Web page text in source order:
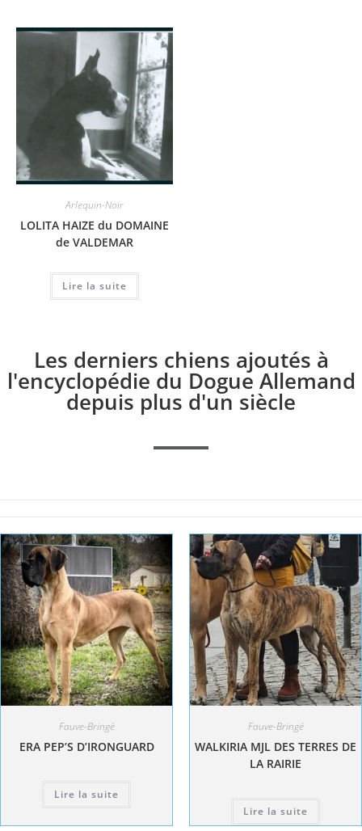
Arlequin-Noir
LOLITA HAIZE du DOMAINE
de VALDEMAR
Lire la suite
Les derniers chiens ajoutés à
l'encyclopédie du Dogue Allemand
depuis plus d'un siècle
Fauve-Bringé
ERA PEP’S D’IRONGUARD
Lire la suite
Fauve-Bringé
WALKIRIA MJL DES TERRES DE
LA RAIRIE
Lire la suite